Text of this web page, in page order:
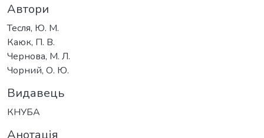
Автори
Тесля, Ю. М.
Каюк, П. В.
Чернова, М. Л.
Чорний, О. Ю.
Видавець
КНУБА
Анотація